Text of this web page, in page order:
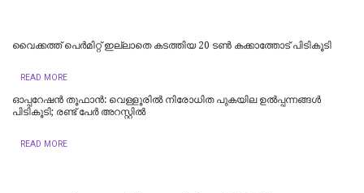
വൈക്കത്ത് പെർമിറ്റ് ഇല്ലാതെ കടത്തിയ 20 ടൺ കക്കാത്തോട് പിടികൂടി
READ MORE
ഓപ്പറേഷൻ തൂഫാൻ: വെള്ളൂരിൽ നിരോധിത പുകയില ഉൽപ്പന്നങ്ങൾ
പിടികൂടി; രണ്ട് പേർ അറസ്റ്റിൽ
READ MORE